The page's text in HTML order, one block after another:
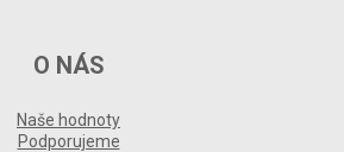
O NÁS
Naše hodnoty
Podporujeme